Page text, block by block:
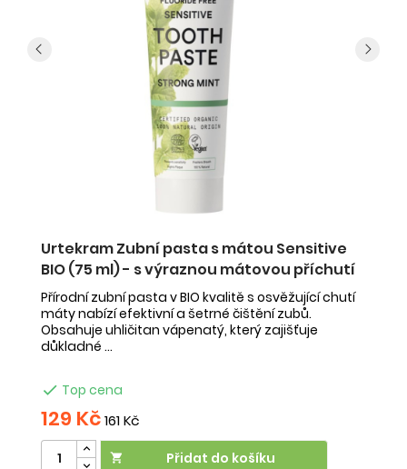
Urtekram Zubní pasta s mátou Sensitive
BIO (75 ml) - s výraznou mátovou příchutí
Přírodní zubní pasta v BIO kvalitě s osvěžující chutí
máty nabízí efektivní a šetrné čištění zubů.
Obsahuje uhličitan vápenatý, který zajišťuje
důkladné ...
 Top cena
129 Kč161 Kč
 Přidat do košíku